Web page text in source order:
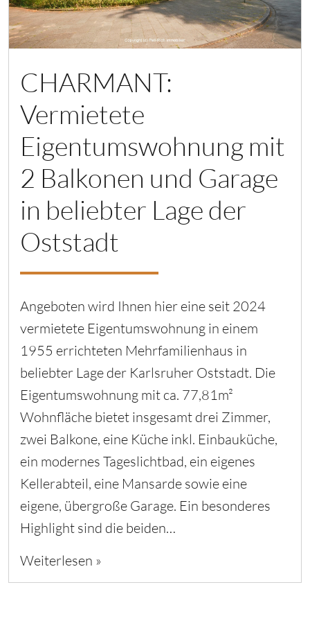
CHARMANT:
Vermietete
Eigentumswohnung mit
2 Balkonen und Garage
in beliebter Lage der
Oststadt
Angeboten wird Ihnen hier eine seit 2024
vermietete Eigentumswohnung in einem
1955 errichteten Mehrfamilienhaus in
beliebter Lage der Karlsruher Oststadt. Die
Eigentumswohnung mit ca. 77,81m²
Wohnfläche bietet insgesamt drei Zimmer,
zwei Balkone, eine Küche inkl. Einbauküche,
ein modernes Tageslichtbad, ein eigenes
Kellerabteil, eine Mansarde sowie eine
eigene, übergroße Garage. Ein besonderes
Highlight sind die beiden…
Weiterlesen »